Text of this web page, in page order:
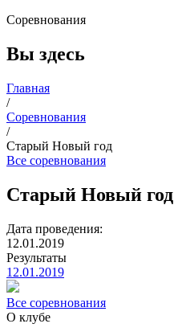
Соревнования
Вы здесь
Главная
/
Соревнования
/
Старый Новый год
Все соревнования
Старый Новый год
Дата проведения:
12.01.2019
Результаты
12.01.2019
Все соревнования
О клубе